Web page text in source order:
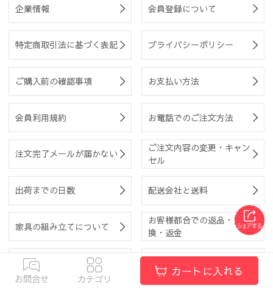
企業情報 会員登録について
特定商取引法に基づく表記 プライバシーポリシー
ご購入前の確認事項 お支払い方法
会員利用規約 お電話でのご注文方法
注文完了メールが届かない
ご注文内容の変更・キャン
セル
出荷までの日数 配送会社と送料
家具の組み立てについて
お客様都合での返品・交
換・返金
返品・交換・返金の方法
会員登録内容の変更
お問合せ
カテゴリ
カートに入れる